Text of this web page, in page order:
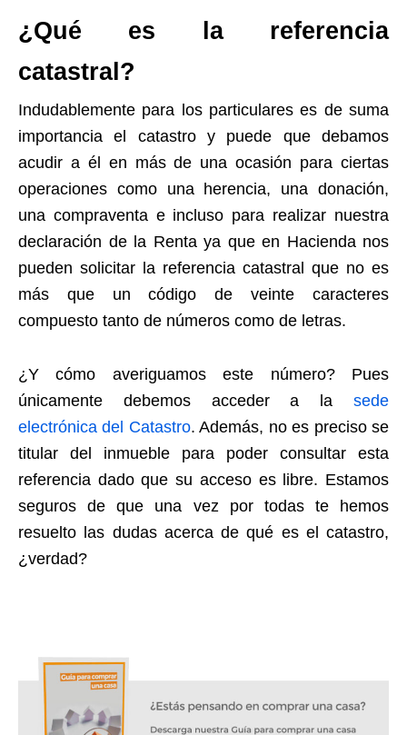
¿Qué es la referencia
catastral?
Indudablemente para los particulares es de suma
importancia el catastro y puede que debamos
acudir a él en más de una ocasión para ciertas
operaciones como una herencia, una donación,
una compraventa e incluso para realizar nuestra
declaración de la Renta ya que en Hacienda nos
pueden solicitar la referencia catastral que no es
más que un código de veinte caracteres
compuesto tanto de números como de letras.
¿Y cómo averiguamos este número? Pues
únicamente debemos acceder a la sede
electrónica del Catastro. Además, no es preciso se
titular del inmueble para poder consultar esta
referencia dado que su acceso es libre. Estamos
seguros de que una vez por todas te hemos
resuelto las dudas acerca de qué es el catastro,
¿verdad?